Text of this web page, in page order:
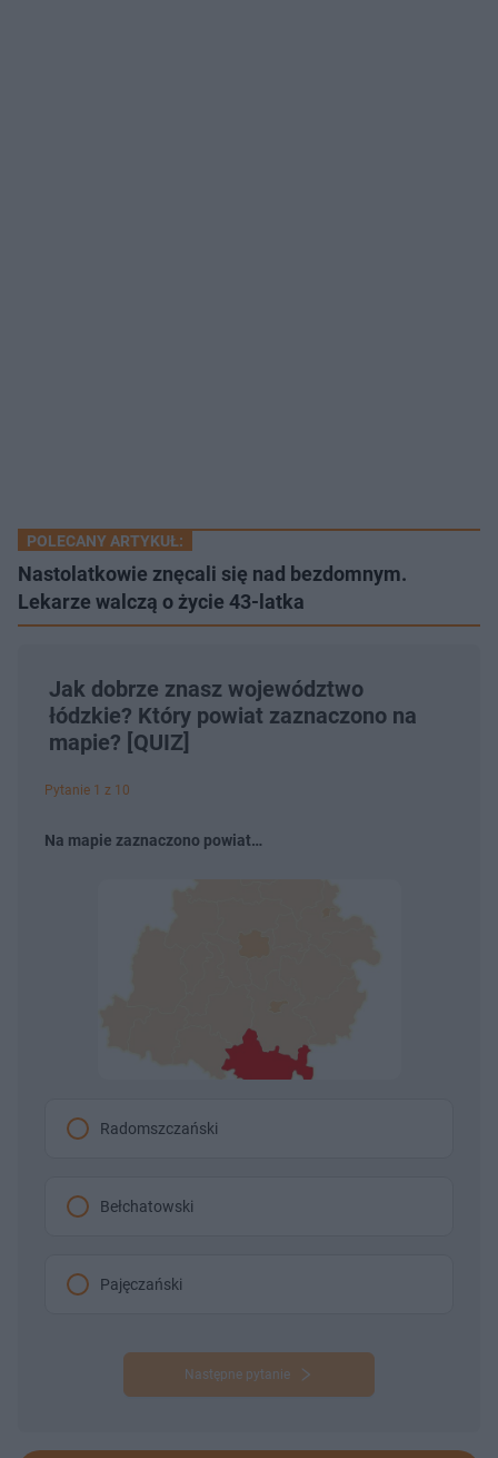
POLECANY ARTYKUŁ:
Nastolatkowie znęcali się nad bezdomnym.
Lekarze walczą o życie 43-latka
Jak dobrze znasz województwo
łódzkie? Który powiat zaznaczono na
mapie? [QUIZ]
Pytanie 1 z 10
Na mapie zaznaczono powiat…
Radomszczański
Bełchatowski
Pajęczański
Następne pytanie